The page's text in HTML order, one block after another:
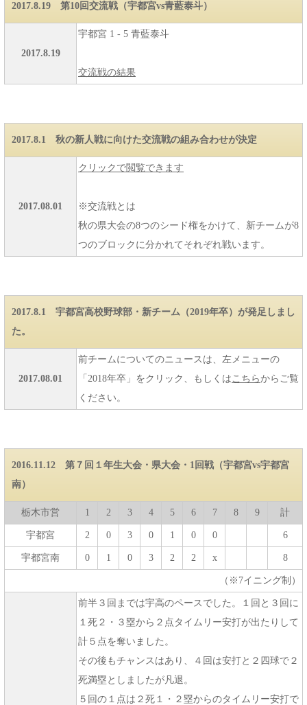
2017.8.19 第10回交流戦（宇都宮vs青藍泰斗）
2017.8.19
宇都宮 1 - 5 青藍泰斗
交流戦の結果
2017.8.1 秋の新人戦に向けた交流戦の組み合わせが決定
2017.08.01
クリックで閲覧できます
※交流戦とは
秋の県大会の8つのシード権をかけて、新チームが8
つのブロックに分かれてそれぞれ戦います。
2017.8.1 宇都宮高校野球部・新チーム（2019年卒）が発足しまし
た。
2017.08.01
前チームについてのニュースは、左メニューの
「2018年卒」をクリック、もしくは こちらからご覧
ください。
2016.11.12 第７回１年生大会・県大会・1回戦（宇都宮vs宇都宮
南）
栃木市営 1 2 3 4 5 6 7 8 9 計
宇都宮 2 0 3 0 1 0 0 6
宇都宮南 0 1 0 3 2 2 x 8
（※7イニング制）
前半３回までは宇高のペースでした。１回と３回に
１死２・３塁から２点タイムリー安打が出たりして
計５点を奪いました。
その後もチャンスはあり、４回は安打と２四球で２
死満塁としましたが凡退。
５回の１点は２死１・２塁からのタイムリー安打で